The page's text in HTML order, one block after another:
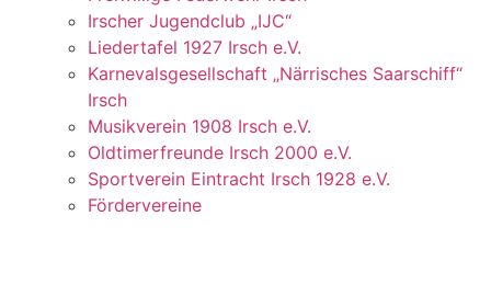
Irscher Jugendclub „IJC“
Liedertafel 1927 Irsch e.V.
Karnevalsgesellschaft „Närrisches Saarschiff“
Irsch
Musikverein 1908 Irsch e.V.
Oldtimerfreunde Irsch 2000 e.V.
Sportverein Eintracht Irsch 1928 e.V.
Fördervereine